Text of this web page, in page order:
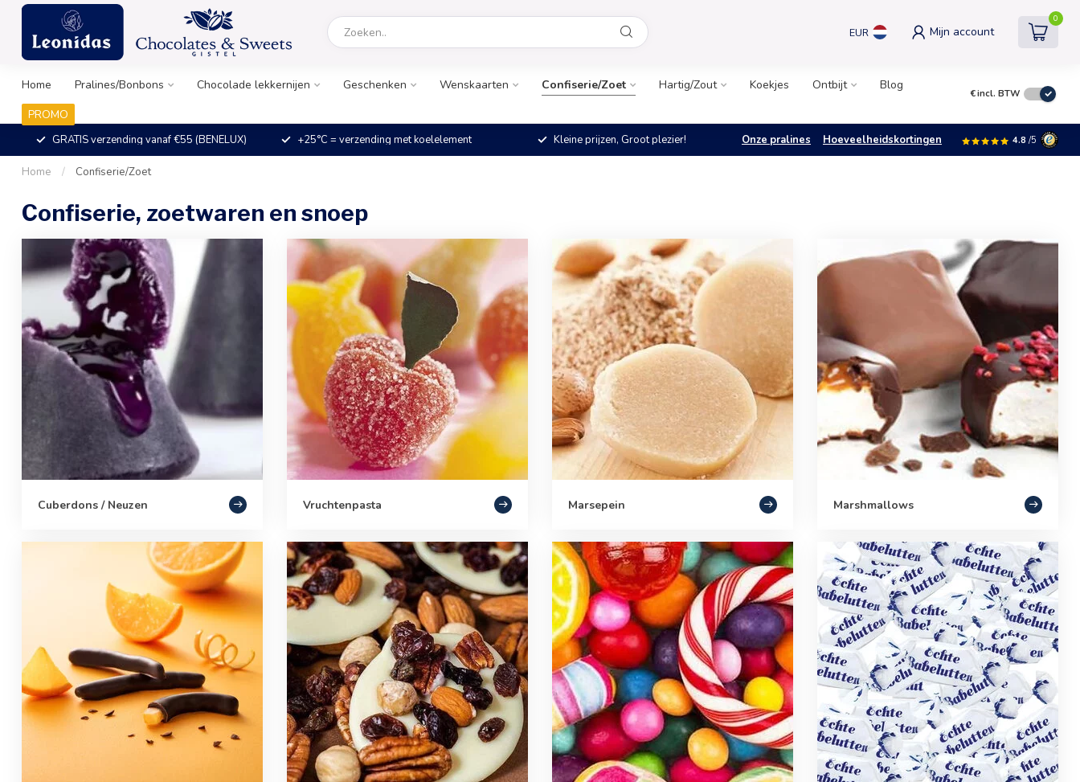
EUR Mijn account
0
Home Pralines/Bonbons Chocolade lekkernijen Geschenken Wenskaarten Confiserie/Zoet Hartig/Zout Koekjes Ontbijt
Blog
PROMO
€incl. BTW
GRATIS verzending vanaf €55 (BENELUX) +25°C = verzending met koelelement Kleine prijzen, Groot plezier! Onze pralines Hoeveelheidskortingen 4.8 /5
Home / Confiserie/Zoet
Confiserie, zoetwaren en snoep
Cuberdons / Neuzen Vruchtenpasta Marsepein Marshmallows